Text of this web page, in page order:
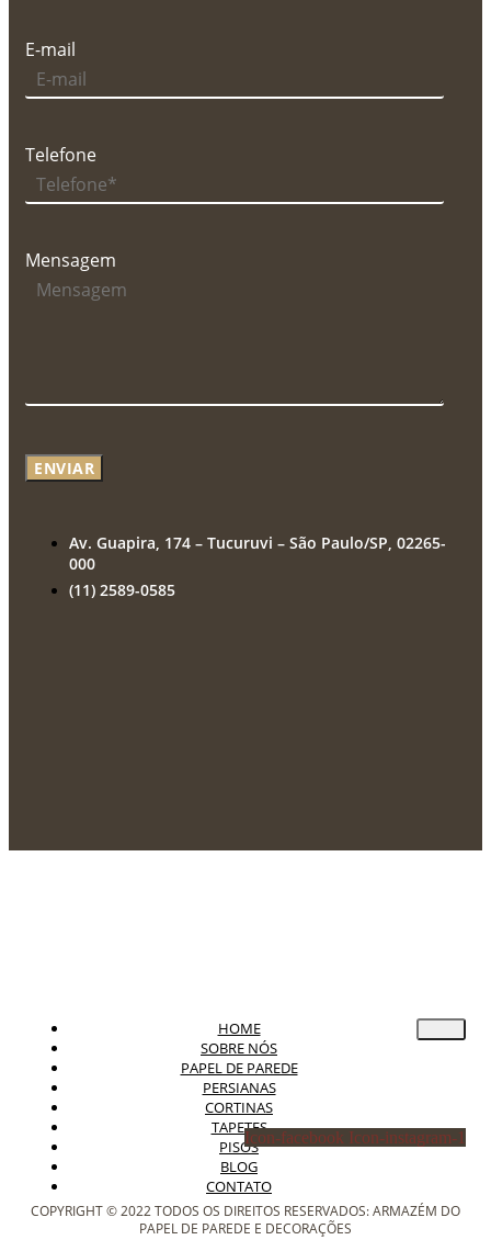
E-mail
Telefone
Mensagem
ENVIAR
Av. Guapira, 174 – Tucuruvi – São Paulo/SP, 02265-
000
(11) 2589-0585
HOME
SOBRE NÓS
PAPEL DE PAREDE
PERSIANAS
CORTINAS
TAPETES
PISOS
BLOG
CONTATO
Icon-facebook Icon-instagram-1
COPYRIGHT © 2022 TODOS OS DIREITOS RESERVADOS: ARMAZÉM DO
PAPEL DE PAREDE E DECORAÇÕES